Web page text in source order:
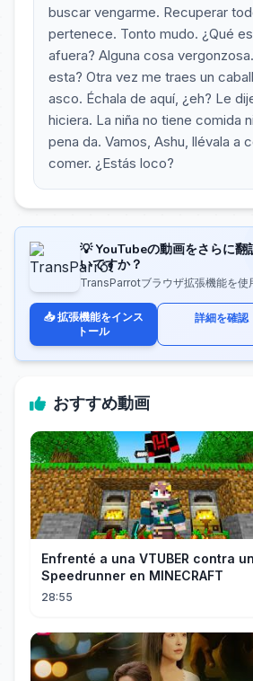
buscar vengarme. Recuperar
pertenece. Tonto mudo. ¿Qué
afuera? Alguna cosa
esta? Otra vez me traes un
asco. Échala de aquí, ¿eh? Le
hiciera. La niña no tiene comida
pena da. Vamos, Ashu, llévala a
comer. ¿Estás loco?
💡 YouTubeの動画をさらに翻
いですか？
TransParrotブラウザ拡張機能を使
📥 拡張機能をインス
トール
詳細を確認
おすすめ動画
Enfrenté a una VTUBER contra un
Speedrunner en MINECRAFT
28:55